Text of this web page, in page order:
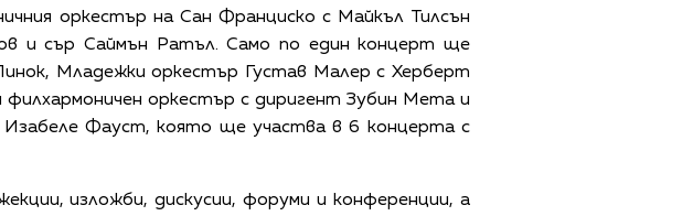
оркестър на Сан Франциско c Майкъл Тилсън
и сър Саймън Ратъл. Само по един концерт ще
Младежки оркестър Густав Малер с Херберт
оркестър с диригент Зубин Мета и
Фауст, която ще участва в 6 концерта с
изложби, дискусии, форуми и конференции, а